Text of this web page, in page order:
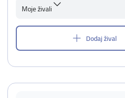
Moje živali
Dodaj žival